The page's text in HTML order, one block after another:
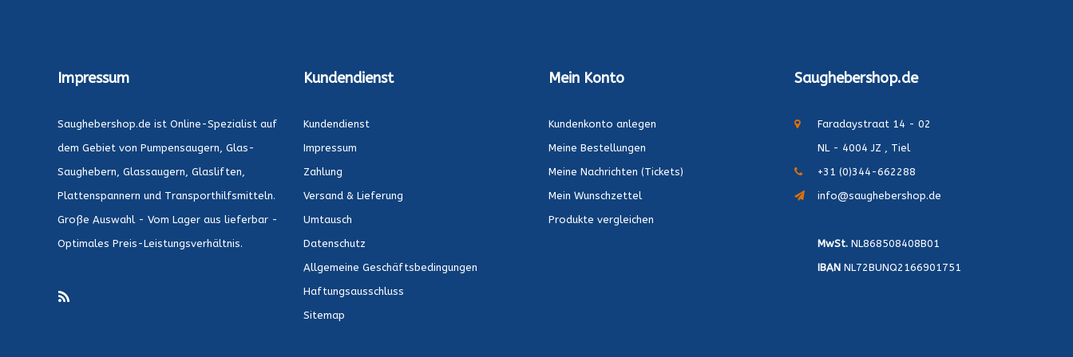
Impressum
Saughebershop.de ist Online-Spezialist auf
dem Gebiet von Pumpensaugern, Glas-
Saughebern, Glassaugern, Glasliften,
Plattenspannern und Transporthilfsmitteln.
Große Auswahl - Vom Lager aus lieferbar -
Optimales Preis-Leistungsverhältnis.
Kundendienst
Kundendienst
Impressum
Zahlung
Versand & Lieferung
Umtausch
Datenschutz
Allgemeine Geschäftsbedingungen
Haftungsausschluss
Sitemap
Mein Konto
Kundenkonto anlegen
Meine Bestellungen
Meine Nachrichten (Tickets)
Mein Wunschzettel
Produkte vergleichen
Saughebershop.de
Faradaystraat 14 - 02
NL - 4004 JZ , Tiel
+31 (0)344-662288
info@saughebershop.de
MwSt.NL868508408B01
IBANNL72BUNQ2166901751